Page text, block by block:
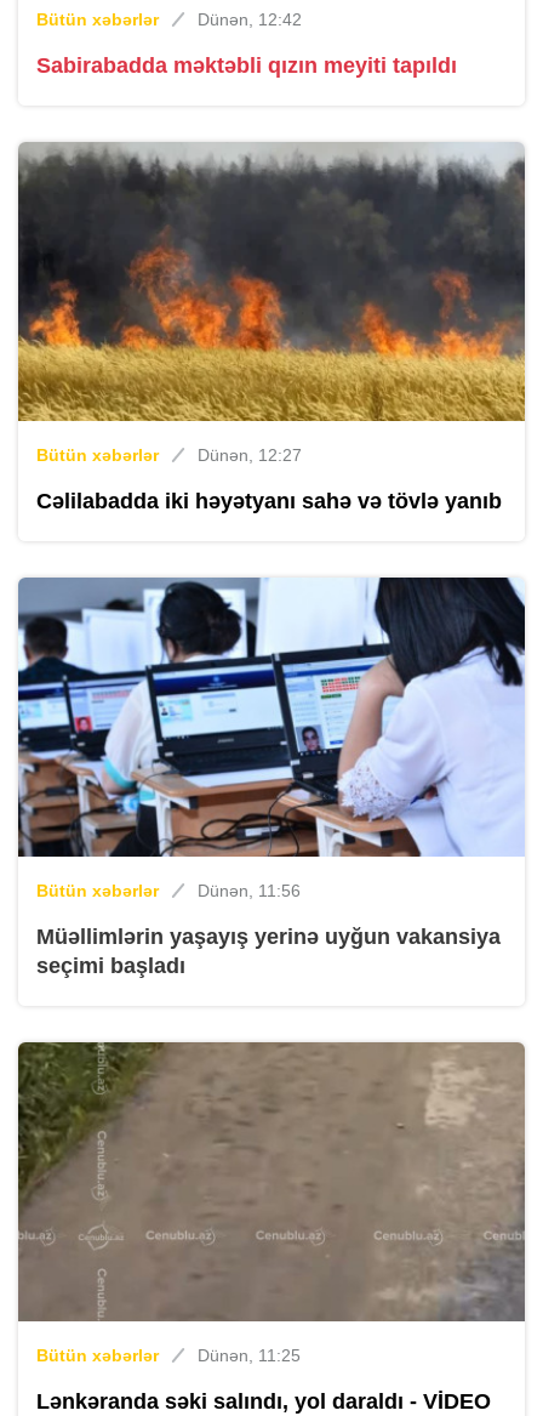
Bütün xəbərlər Dünən, 12:42
Sabirabadda məktəbli qızın meyiti tapıldı
Bütün xəbərlər Dünən, 12:27
Cəlilabadda iki həyətyanı sahə və tövlə yanıb
Bütün xəbərlər Dünən, 11:56
Müəllimlərin yaşayış yerinə uyğun vakansiya
seçimi başladı
Bütün xəbərlər Dünən, 11:25
Lənkəranda səki salındı, yol daraldı - VİDEO